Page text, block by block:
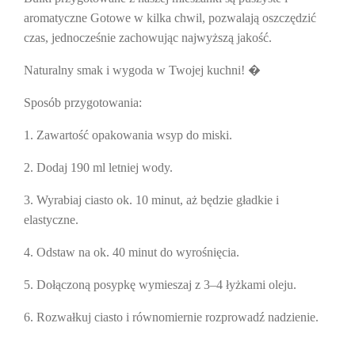
aromatyczne Gotowe w kilka chwil, pozwalają oszczędzić
czas, jednocześnie zachowując najwyższą jakość.
Naturalny smak i wygoda w Twojej kuchni! �
Sposób przygotowania:
1. Zawartość opakowania wsyp do miski.
2. Dodaj 190 ml letniej wody.
3. Wyrabiaj ciasto ok. 10 minut, aż będzie gładkie i
elastyczne.
4. Odstaw na ok. 40 minut do wyrośnięcia.
5. Dołączoną posypkę wymieszaj z 3–4 łyżkami oleju.
6. Rozwałkuj ciasto i równomiernie rozprowadź nadzienie.